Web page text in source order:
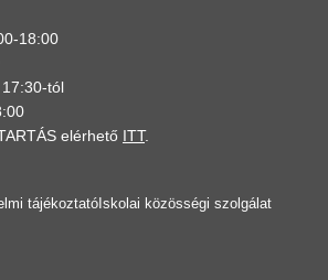
18:00
tól
elérhető ITT.
tájékoztató Iskolai közösségi szolgálat